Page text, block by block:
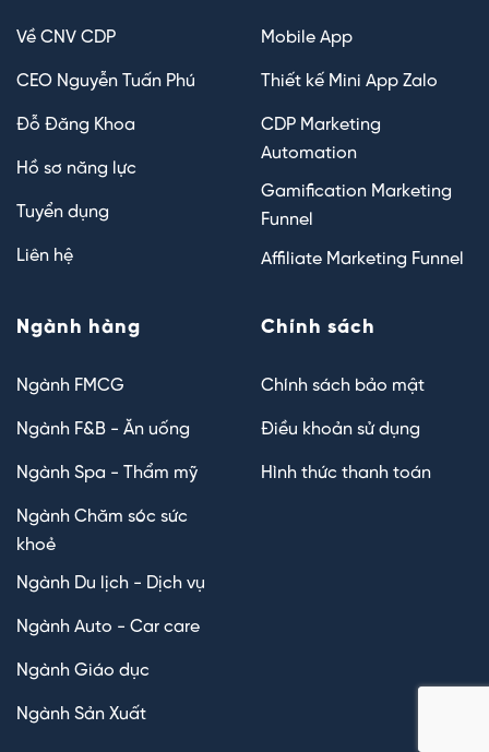
Về CNV CDP
CEO Nguyễn Tuấn Phú
Đỗ Đăng Khoa
Hồ sơ năng lực
Tuyển dụng
Liên hệ
Mobile App
Thiết kế Mini App Zalo
CDP Marketing
Automation
Gamification Marketing
Funnel
Affiliate Marketing Funnel
Ngành hàng
Ngành FMCG
Ngành F&B - Ăn uống
Ngành Spa - Thẩm mỹ
Ngành Chăm sóc sức
khoẻ
Ngành Du lịch - Dịch vụ
Ngành Auto - Car care
Ngành Giáo dục
Ngành Sản Xuất
Chính sách
Chính sách bảo mật
Điều khoản sử dụng
Hình thức thanh toán